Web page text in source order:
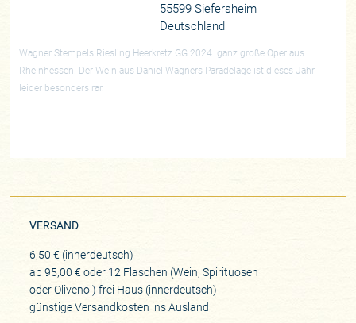
55599 Siefersheim
Deutschland
Wagner Stempels Riesling Heerkretz GG 2024: ganz große Oper aus
Rheinhessen! Der Wein aus Daniel Wagners Paradelage ist dieses Jahr
leider besonders rar.
VERSAND
6,50 € (innerdeutsch)
ab 95,00 € oder 12 Flaschen (Wein, Spirituosen
oder Olivenöl) frei Haus (innerdeutsch)
günstige Versandkosten ins Ausland